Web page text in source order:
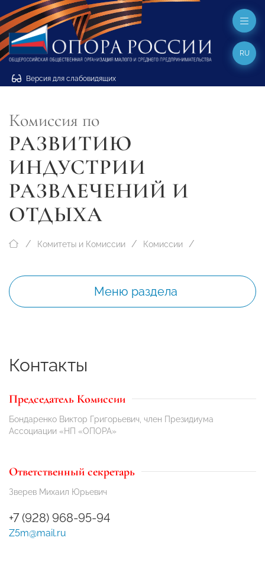
Версия для слабовидящих
RU
Комиссия по
РАЗВИТИЮ
ИНДУСТРИИ
РАЗВЛЕЧЕНИЙ И
ОТДЫХА
Комитеты и Комиссии Комиссии
Меню раздела
Контакты
Председатель Комиссии
Бондаренко Виктор Григорьевич, член Президиума
Ассоциации «НП «ОПОРА»
Ответственный секретарь
Зверев Михаил Юрьевич
+7 (928) 968-95-94
Z5m@mail.ru